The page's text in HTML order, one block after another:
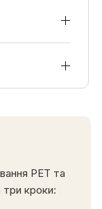
РET та
три кроки: